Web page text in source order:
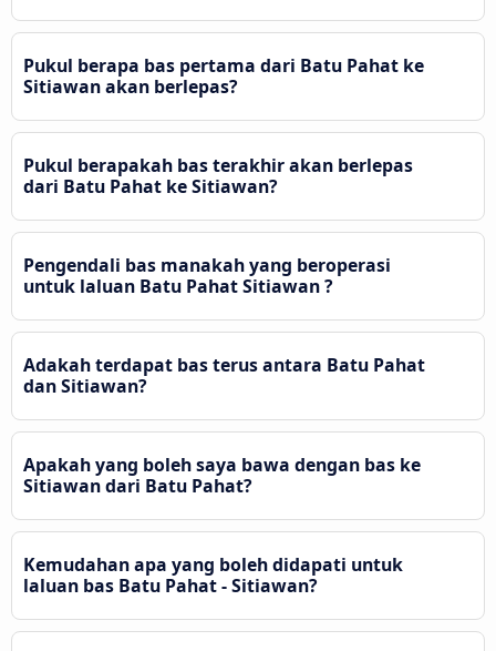
Pukul berapa bas pertama dari Batu Pahat ke
Sitiawan akan berlepas?
Pukul berapakah bas terakhir akan berlepas
dari Batu Pahat ke Sitiawan?
Pengendali bas manakah yang beroperasi
untuk laluan Batu Pahat Sitiawan ?
Adakah terdapat bas terus antara Batu Pahat
dan Sitiawan?
Apakah yang boleh saya bawa dengan bas ke
Sitiawan dari Batu Pahat?
Kemudahan apa yang boleh didapati untuk
laluan bas Batu Pahat - Sitiawan?